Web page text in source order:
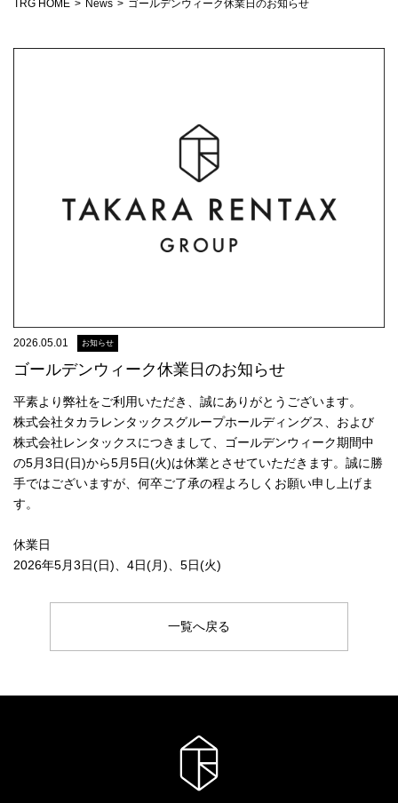
TRG HOME News ゴールデンウィーク休業日のお知らせ
2026.05.01 お知らせ
ゴールデンウィーク休業日のお知らせ
平素より弊社をご利用いただき、誠にありがとうございます。
株式会社タカラレンタックスグループホールディングス、および
株式会社レンタックスにつきまして、ゴールデンウィーク期間中
の5月3日(日)から5月5日(火)は休業とさせていただきます。誠に勝
手ではございますが、何卒ご了承の程よろしくお願い申し上げま
す。
休業日
2026年5月3日(日)、4日(月)、5日(火)
一覧へ戻る